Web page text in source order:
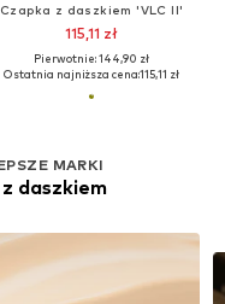
Czapka z daszkiem 'VLC II'
115,11 zł
Pierwotnie: 144,90 zł
Ostatnia najniższa cena:115,11 zł
MARKI
daszkiem